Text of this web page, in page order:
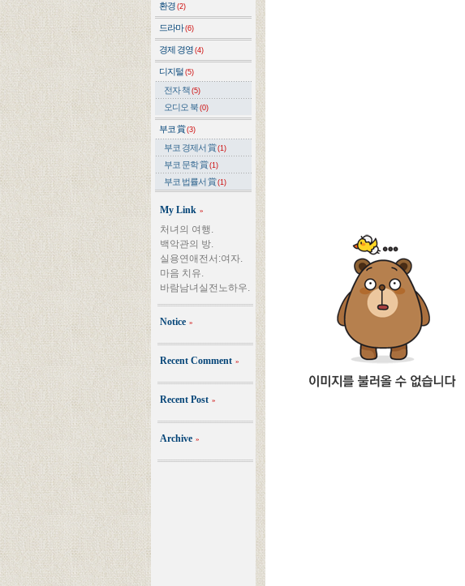
환경 (2)
드라마(6)
경제 경영 (4)
디지털 (5)
전자 책 (5)
오디오 북 (0)
부코 賞(3)
부코 경제서 賞(1)
부코 문학 賞(1)
부코 법률서 賞(1)
My Link »
처녀의 여행.
백악관의 방.
실용연애전서:여자.
마음 치유.
바람남녀실전노하우.
Notice »
Recent Comment »
Recent Post »
Archive »